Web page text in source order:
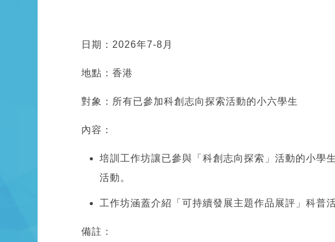
日期：2026年7-8月
地點：香港
對象：所有已參加科創志向探索活動的小六學生
內容：
培訓工作坊讓已參與「科創志向探索」活動的小學
活動。
工作坊涵蓋介紹「可持續發展主題作品展評」科普
備註：